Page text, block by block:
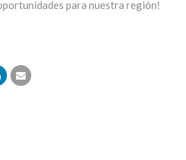
para nuestra región!